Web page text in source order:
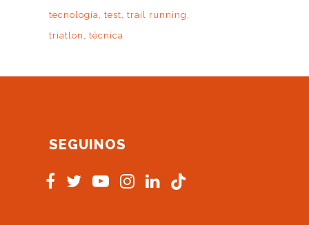
tecnología test trail running
triatlon
técnica
SEGUINOS